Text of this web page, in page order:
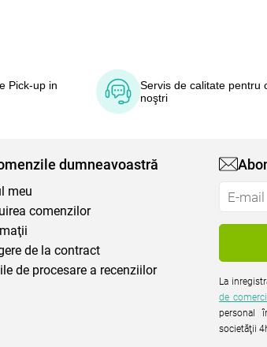
Pick-up in
Servis de calitate pentru
noştri
dumneavoastră
meu
comenzilor
de la contract
de procesare a recenziilor
La
de
personal
societăţii